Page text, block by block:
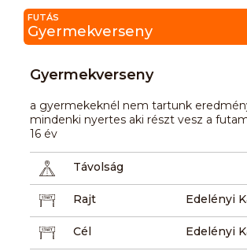
FUTÁS
Gyermekverseny
Gyermekverseny
a gyermekeknél nem tartunk
mindenki nyertes aki részt vesz a
16 év
Távolság
Rajt Edelényi
Cél Edelényi